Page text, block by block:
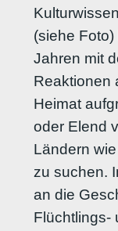
(siehe
Jahren mit
Reaktionen
Heimat
oder Elend
Ländern
zu suchen.
an die
Flüchtlings-